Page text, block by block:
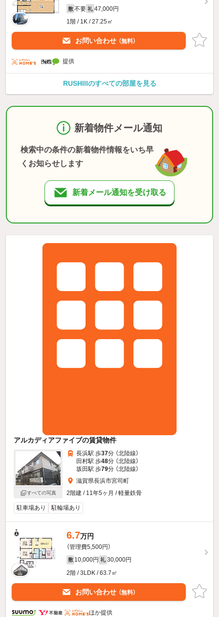
敷 不要 礼 47,000円
1階 / 1K / 27.25㎡
お問い合わせ （無料）
提供
RUSHIIIのすべての部屋を見る
新着物件メール通知
検索中の条件の新着物件情報をいち早
くお知らせします
新着メール通知を受け取る
アルカディアファイブの賃貸物件
すべての写真
長浜駅 歩37分 （北陸線）
田村駅 歩48分 （北陸線）
坂田駅 歩79分 （北陸線）
滋賀県長浜市宮司町
2階建 / 11年5ヶ月 / 軽量鉄骨
駐車場あり 駐輪場あり
6.7万円
（管理費5,500円）
敷 10,000円 礼 30,000円
2階 / 3LDK / 63.7㎡
お問い合わせ （無料）
ほか提供